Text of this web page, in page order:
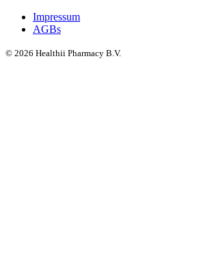
Impressum
AGBs
© 2026 Healthii Pharmacy B.V.